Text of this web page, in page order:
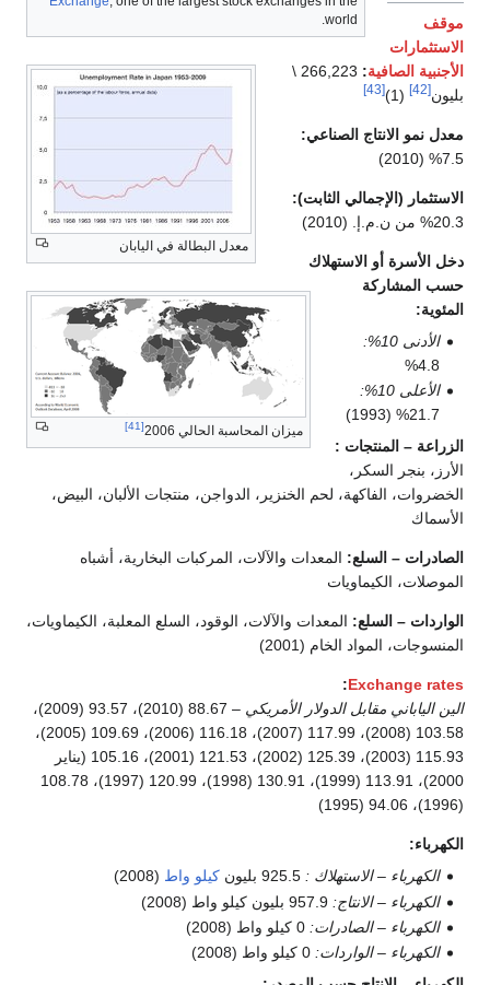
world.
معدل البطالة في اليابان
ميزان المحاسبة الحالي 2006 [41]
موقف
الاستثمارات
الأجنبية الصافية:
266,223 \
بليون[42]
(1)
[43]
معدل نمو الانتاج الصناعي:
7.5% (2010)
الاستثمار (الإجمالي الثابت):
20.3% من ن.م.إ. (2010)
دخل الأسرة أو الاستهلاك
حسب المشاركة
المئوية:
الأدنى 10%:
4.8%
الأعلى 10%:
21.7% (1993)
الزراعة – المنتجات :
الأرز، بنجر السكر،
الخضروات، الفاكهة، لحم الخنزير، الدواجن، منتجات الألبان، البيض،
الأسماك
الصادرات – السلع: المعدات والآلات، المركبات البخارية، أشباه
الموصلات، الكيماويات
الواردات – السلع: المعدات والآلات، الوقود، السلع المعلبة، الكيماويات،
المنسوجات، المواد الخام (2001)
Exchange rates
:
الين الياباني مقابل الدولار الأمريكي
– 88.67 (2010)، 93.57 (2009)،
103.58 (2008)، 117.99 (2007)، 116.18 (2006)، 109.69 (2005)،
115.93 (2003)، 125.39 (2002)، 121.53 (2001)، 105.16 (يناير
2000)، 113.91 (1999)، 130.91 (1998)، 120.99 (1997)، 108.78
(1996)، 94.06 (1995)
الكهرباء:
الكهرباء – الاستهلاك : 925.5 بليون كيلو واط (2008)
الكهرباء – الانتاج: 957.9 بليون كيلو واط (2008)
الكهرباء – الصادرات: 0 كيلو واط (2008)
الكهرباء – الواردات: 0 كيلو واط (2008)